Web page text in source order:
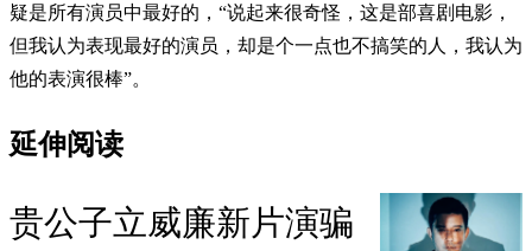
疑是所有演员中最好的，“说起来很奇怪，这是部喜剧电影，
但我认为表现最好的演员，却是个一点也不搞笑的人，我认为
他的表演很棒”。
延伸阅读
贵公子立威廉新片演骗